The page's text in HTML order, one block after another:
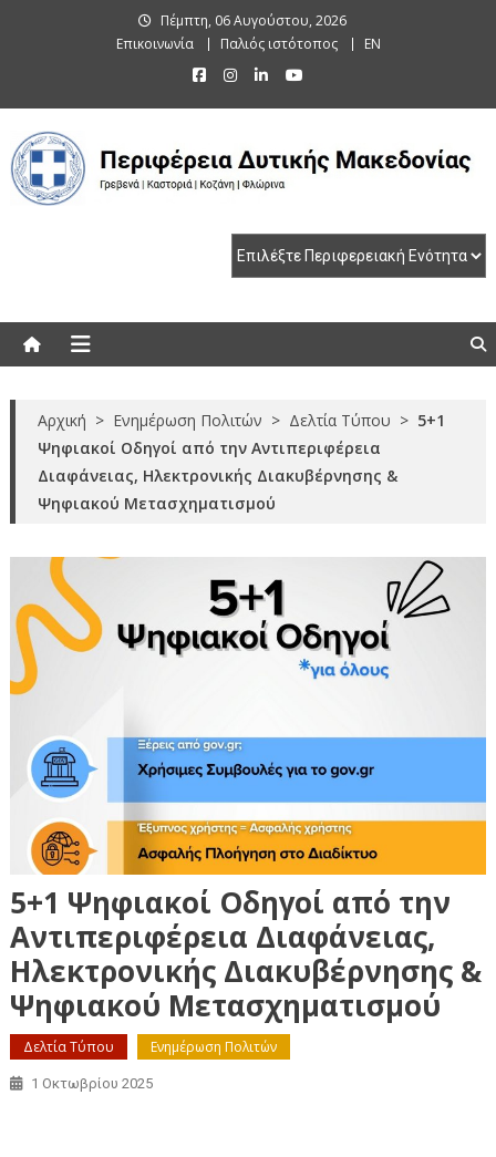
Πέμπτη, 06 Αυγούστου, 2026
Επικοινωνία
Παλιός ιστότοπος EN
Αρχική > Ενημέρωση Πολιτών > Δελτία Τύπου > 5+1
Ψηφιακοί Οδηγοί από την Αντιπεριφέρεια
Διαφάνειας, Ηλεκτρονικής Διακυβέρνησης &
Ψηφιακού Μετασχηματισμού
5+1 Ψηφιακοί Οδηγοί από την
Αντιπεριφέρεια Διαφάνειας,
Ηλεκτρονικής Διακυβέρνησης &
Ψηφιακού Μετασχηματισμού
Δελτία Τύπου Ενημέρωση Πολιτών
1 Οκτωβρίου 2025